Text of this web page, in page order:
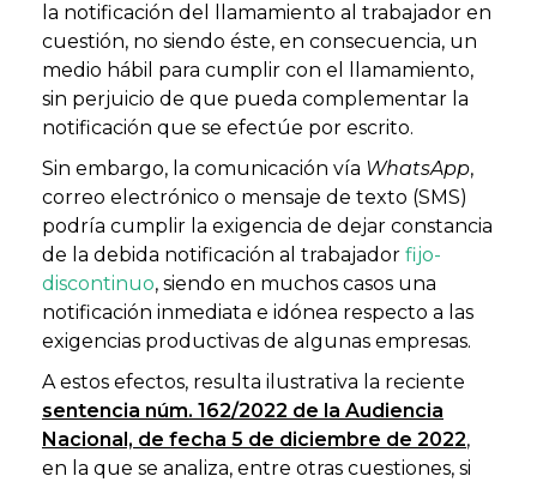
la notificación del llamamiento al trabajador en
cuestión, no siendo éste, en consecuencia, un
medio hábil para cumplir con el llamamiento,
sin perjuicio de que pueda complementar la
notificación que se efectúe por escrito.
Sin embargo, la comunicación vía WhatsApp,
correo electrónico o mensaje de texto (SMS)
podría cumplir la exigencia de dejar constancia
de la debida notificación al trabajador fijo-
discontinuo, siendo en muchos casos una
notificación inmediata e idónea respecto a las
exigencias productivas de algunas empresas.
A estos efectos, resulta ilustrativa la reciente
sentencia núm. 162/2022 de la Audiencia
Nacional, de fecha 5 de diciembre de 2022,
en la que se analiza, entre otras cuestiones, si